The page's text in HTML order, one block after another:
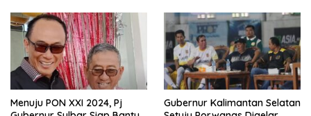
Menuju PON XXI 2024, Pj
Gubernur Kalimantan Selatan